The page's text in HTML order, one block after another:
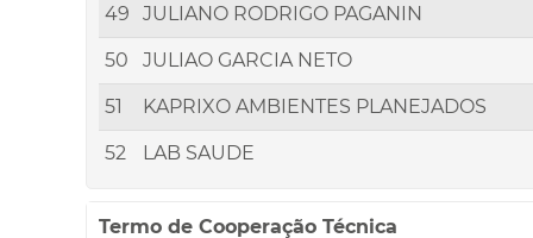
49 JULIANO RODRIGO PAGANIN
50 JULIAO GARCIA NETO
51 KAPRIXO AMBIENTES PLANEJADOS
52 LAB SAUDE
Termo de Cooperação Técnica